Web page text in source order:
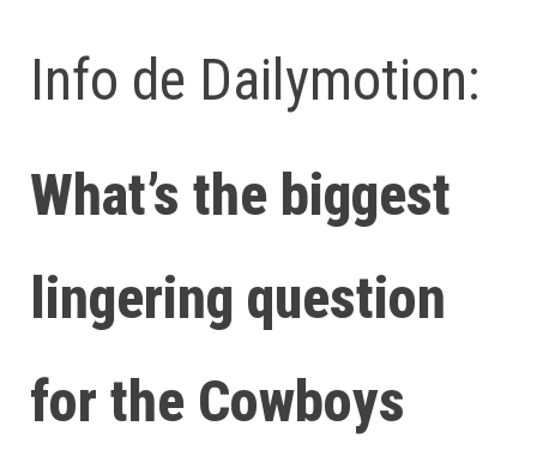
Info de Dailymotion:
What’s the biggest
lingering question
for the Cowboys